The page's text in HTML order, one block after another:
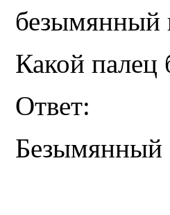
безымянный
Какой палец
Ответ:
Безымянный